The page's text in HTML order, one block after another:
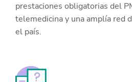
prestaciones obligatorias del
telemedicina y una amplía red
el país.